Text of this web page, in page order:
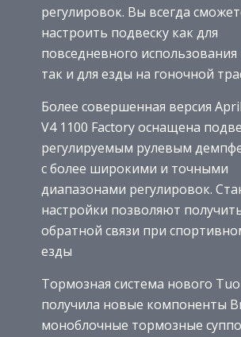
регулировок. Вы всегда
настроить подвеску как для
повседневного
так и для езды на гоночной
Более совершенная версия
V4 1100 Factory оснащена
регулируемым рулевым
с более широкими и точными
диапазонами регулировок.
настройки позволяют
обратной связи при
езды
Тормозная система нового
получила новые компоненты
моноблочные тормозные